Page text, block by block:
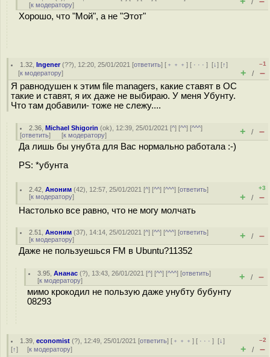
[к модератору] /
Хорошо, что "Мой", а не "Этот"
1.32 ,Ingener(??), 12:20, 25/01/2021 [ответить] [ ﹢﹢﹢] [ · · ·][↓] [↑]
[к модератору]
–1
+ / –
Я равнодушен к этим file managers, какие ставят в ОС
такие и ставят, я их даже не выбираю. У меня Убунту.
Что там добавили- тоже не слежу....
2.36 ,Michael Shigorin (ok), 12:39, 25/01/2021 [^] [^^] [^^^]
[ответить] [к модератору] + / –
Да лишь бы унубта для Вас нормально работала :-)
PS: *убунта
2.42 ,Аноним (42), 12:57, 25/01/2021 [^] [^^] [^^^] [ответить]
[к модератору]
+3
+ / –
Настолько все равно, что не могу молчать
2.51 ,Аноним (37), 14:14, 25/01/2021 [^] [^^] [^^^] [ответить]
[к модератору] + / –
Даже не пользуешься FM в Ubuntu?11352
3.95 ,Ананас (?), 13:43, 26/01/2021 [^] [^^] [^^^] [ответить]
[к модератору] + / –
мимо крокодил не пользую даже унубту бубунту
08293
1.39 ,economist (?), 12:49, 25/01/2021 [ответить] [ ﹢﹢﹢] [ · · ·][↓]
[↑] [к модератору]
–2
+ / –